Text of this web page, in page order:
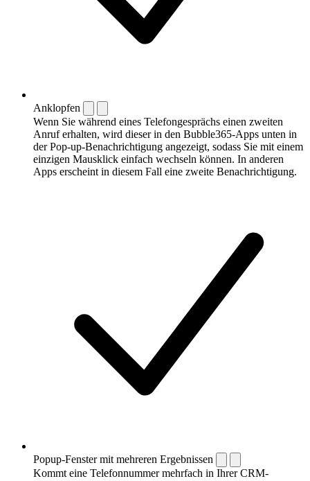
Anklopfen
Wenn Sie während eines Telefongesprächs einen zweiten
Anruf erhalten, wird dieser in den Bubble365-Apps unten in
der Pop-up-Benachrichtigung angezeigt, sodass Sie mit einem
einzigen Mausklick einfach wechseln können. In anderen
Apps erscheint in diesem Fall eine zweite Benachrichtigung.
Popup-Fenster mit mehreren Ergebnissen
Kommt eine Telefonnummer mehrfach in Ihrer CRM-